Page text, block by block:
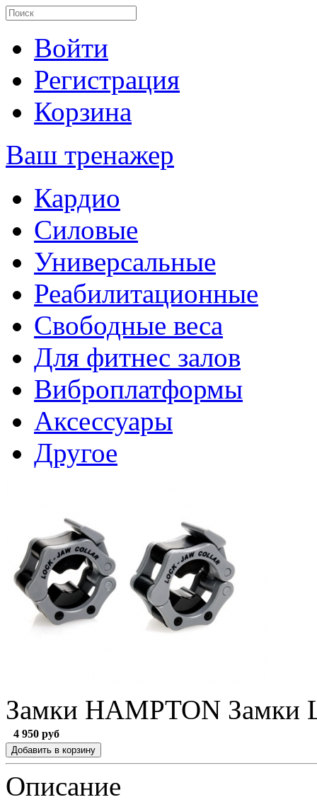
Войти
Регистрация
Корзина
Ваш тренажер
Кардио
Силовые
Универсальные
Реабилитационные
Свободные веса
Для фитнес залов
Виброплатформы
Аксессуары
Другое
Замки HAMPTON Замки
4 950 руб
Описание